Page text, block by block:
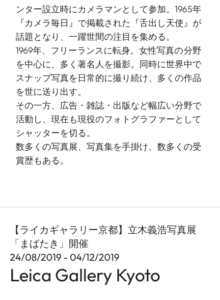
ンター設立時にカメラマンとして参加。1965年
『カメラ毎日』で掲載された『舌出し天使』が
話題となり、一躍世間の注目を集める。
1969年、フリーランスに転身。女性写真の分野
を中心に、多く著名人を撮影。同時に世界中で
スナップ写真を日常的に撮り続け、多くの作品
を世に送り出す。
その一方、広告・雑誌・出版など幅広い分野で
活動し、現在も現役のフォトグラファーとして
シャッターを切る。
数多くの写真展、写真集を手掛け、数多くの受
賞歴もある。
【ライカギャラリー京都】立木義浩写真展
「まばたき」開催
24/08/2019 - 04/12/2019
Leica Gallery Kyoto